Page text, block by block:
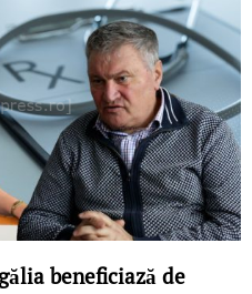
beneficiază de